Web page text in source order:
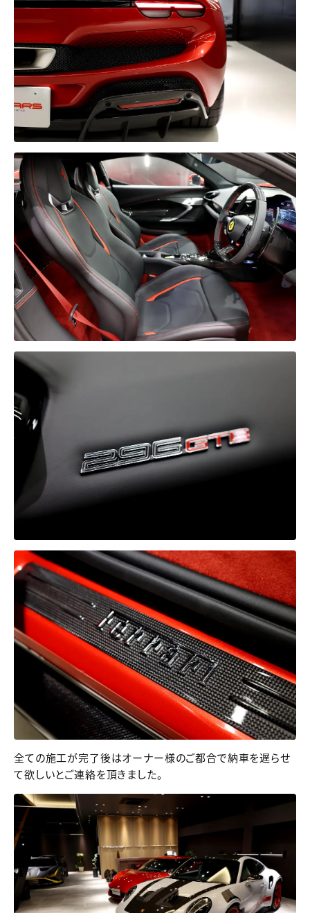
全ての施工が完了後はオーナー様のご都合で納車を遅らせ
て欲しいとご連絡を頂きました。